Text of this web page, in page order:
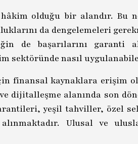
olduğu bir alandır. Bu
da dengelemeleri
de başarılarını garanti
sektöründe nasıl
finansal kaynaklara erişim
alanında son
yeşil tahviller, özel
Ulusal ve